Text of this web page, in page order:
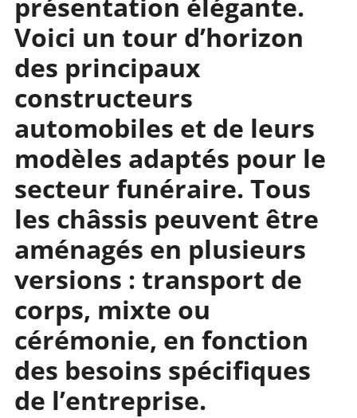
Voici un tour d’horizon
des principaux
constructeurs
automobiles et de leurs
modèles adaptés pour le
secteur funéraire. Tous
les châssis peuvent être
aménagés en plusieurs
versions : transport de
corps, mixte ou
cérémonie, en fonction
des besoins spécifiques
de l’entreprise.